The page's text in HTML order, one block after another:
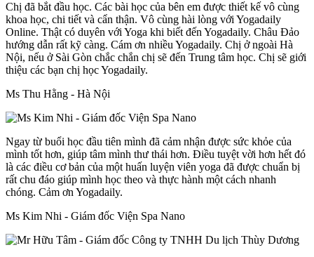
Chị đã bắt đầu học. Các bài học của bên em được thiết kế vô cùng
khoa học, chi tiết và cẩn thận. Vô cùng hài lòng với Yogadaily
Online. Thật có duyên với Yoga khi biết đến Yogadaily. Châu Đảo
hướng dẫn rất kỹ càng. Cám ơn nhiều Yogadaily. Chị ở ngoài Hà
Nội, nếu ở Sài Gòn chắc chắn chị sẽ đến Trung tâm học. Chị sẽ giới
thiệu các bạn chị học Yogadaily.
Ms Thu Hằng - Hà Nội
Ngay từ buổi học đầu tiên mình đã cảm nhận được sức khỏe của
mình tốt hơn, giúp tâm mình thư thái hơn. Điều tuyệt vời hơn hết đó
là các điều cơ bản của một huấn luyện viên yoga đã được chuẩn bị
rất chu đáo giúp mình học theo và thực hành một cách nhanh
chóng. Cảm ơn Yogadaily.
Ms Kim Nhi - Giám đốc Viện Spa Nano